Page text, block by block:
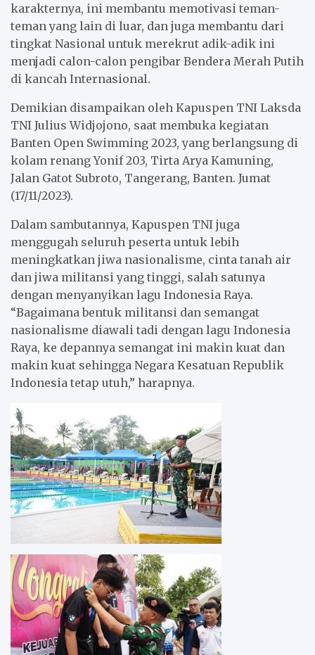
karakternya, ini membantu memotivasi teman-
teman yang lain di luar, dan juga membantu dari
tingkat Nasional untuk merekrut adik-adik ini
menjadi calon-calon pengibar Bendera Merah Putih
di kancah Internasional.
Demikian disampaikan oleh Kapuspen TNI Laksda
TNI Julius Widjojono, saat membuka kegiatan
Banten Open Swimming 2023, yang berlangsung di
kolam renang Yonif 203, Tirta Arya Kamuning,
Jalan Gatot Subroto, Tangerang, Banten. Jumat
(17/11/2023).
Dalam sambutannya, Kapuspen TNI juga
menggugah seluruh peserta untuk lebih
meningkatkan jiwa nasionalisme, cinta tanah air
dan jiwa militansi yang tinggi, salah satunya
dengan menyanyikan lagu Indonesia Raya.
“Bagaimana bentuk militansi dan semangat
nasionalisme diawali tadi dengan lagu Indonesia
Raya, ke depannya semangat ini makin kuat dan
makin kuat sehingga Negara Kesatuan Republik
Indonesia tetap utuh,” harapnya.